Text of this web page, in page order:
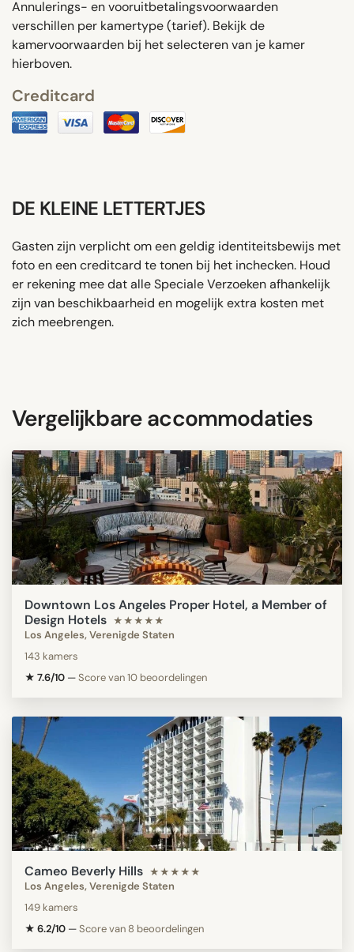
Annulerings- en vooruitbetalingsvoorwaarden
verschillen per kamertype (tarief). Bekijk de
kamervoorwaarden bij het selecteren van je kamer
hierboven.
Creditcard
DE KLEINE LETTERTJES
Gasten zijn verplicht om een ​​geldig identiteitsbewijs met
foto en een creditcard te tonen bij het inchecken. Houd
er rekening mee dat alle Speciale Verzoeken afhankelijk
zijn van beschikbaarheid en mogelijk extra kosten met
zich meebrengen.
Vergelijkbare accommodaties
Downtown Los Angeles Proper Hotel, a Member of
Design Hotels ★★★★★
Los Angeles, Verenigde Staten
143 kamers
★ 7.6/10 —Score van 10 beoordelingen
Cameo Beverly Hills ★★★★★
Los Angeles, Verenigde Staten
149 kamers
★ 6.2/10 —Score van 8 beoordelingen